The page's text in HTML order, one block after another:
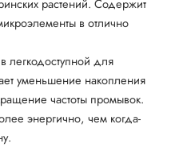
в отлично
легкодоступной для
уменьшение накопления
частоты промывок.
энергично, чем когда-